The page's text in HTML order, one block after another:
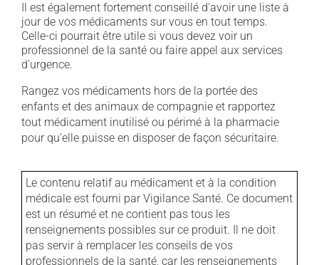
Il est également fortement conseillé d'avoir une liste à
jour de vos médicaments sur vous en tout temps.
Celle-ci pourrait être utile si vous devez voir un
professionnel de la santé ou faire appel aux services
d'urgence.
Rangez vos médicaments hors de la portée des
enfants et des animaux de compagnie et rapportez
tout médicament inutilisé ou périmé à la pharmacie
pour qu'elle puisse en disposer de façon sécuritaire.
Le contenu relatif au médicament et à la condition
médicale est fourni par Vigilance Santé. Ce document
est un résumé et ne contient pas tous les
renseignements possibles sur ce produit. Il ne doit
pas servir à remplacer les conseils de vos
professionnels de la santé, car les renseignements